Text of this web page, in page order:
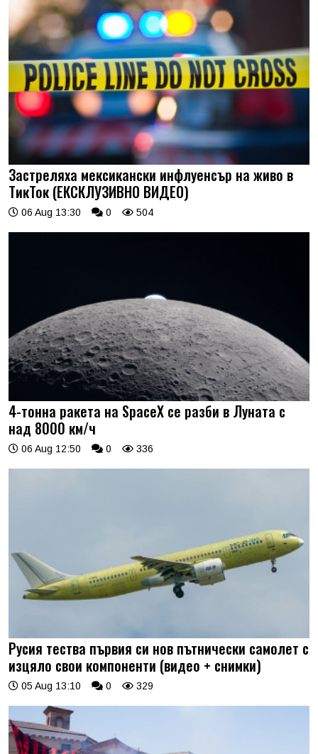
Застреляха мексикански инфлуенсър на живо в
ТикТок (ЕКСКЛУЗИВНО ВИДЕО)
06 Aug 13:30 0 504
4-тонна ракета на SpaceX се разби в Луната с
над 8000 км/ч
06 Aug 12:50 0 336
Русия тества първия си нов пътнически самолет с
изцяло свои компоненти (видео + снимки)
05 Aug 13:10 0 329